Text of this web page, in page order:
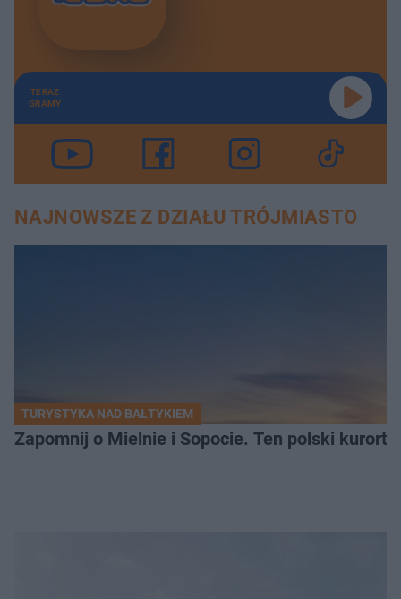
TERAZ
GRAMY
NAJNOWSZE Z DZIAŁU TRÓJMIASTO
TURYSTYKA NAD BAŁTYKIEM
Zapomnij o Mielnie i Sopocie. Ten polski kurort